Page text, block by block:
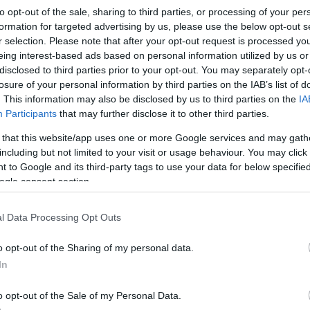
opt-out of the sale, sharing to third parties, or processing of your
for targeted advertising by us, please use the below opt-out
selection. Please note that after your opt-out request is processed
interest-based ads based on personal information utilized by us
to third parties prior to your opt-out. You may separately
of your personal information by third parties on the IAB’s list of
This information may also be disclosed by us to third parties on the
Participants that may further disclose it to other third parties.
that this website/app uses one or more Google services and may
but not limited to your visit or usage behaviour. You may
to Google and its third-party tags to use your data for below
consent section.
Data Processing Opt Outs
opt-out of the Sharing of my personal data.
opt-out of the Sale of my Personal Data.
ziyaretçileri hakkında hiçbir kişisel bilgi toplamaz,
herhangi bir form aracılığıyla göndermeyi seçtiğiniz
sunucuda saklanabilir ve muhtemelen kontrolüm
bir kişisel bilgiyi kaldırmaya yönelik tüm taleplerinizi
ne tür bilgiler göndermeyi seçtiğinizi göz önünde
vermeyeceğim veya satmayacağım, ancak bilginin
açıkça yasadışı görünüyorsa, bu durumda bilgileri
ziyaret saati gibi teknik bilgiler, standart işlemlerin bir
30 güne kadar saklanır ve normalde yalnızca
incelenir.